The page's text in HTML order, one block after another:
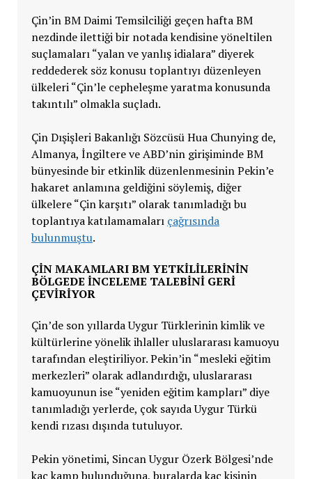
Çin’in BM Daimi Temsilciliği geçen hafta BM
nezdinde ilettiği bir notada kendisine yöneltilen
suçlamaları “yalan ve yanlış idialara” diyerek
reddederek söz konusu toplantıyı düzenleyen
ülkeleri “Çin’le cepheleşme yaratma konusunda
takıntılı” olmakla suçladı.
Çin Dışişleri Bakanlığı Sözcüsü Hua Chunying de,
Almanya, İngiltere ve ABD’nin girişiminde BM
bünyesinde bir etkinlik düzenlenmesinin Pekin’e
hakaret anlamına geldiğini söylemiş, diğer
ülkelere “Çin karşıtı” olarak tanımladığı bu
toplantıya katılamamaları çağrısında
bulunmuştu.
ÇIN MAKAMLARI BM YETKILILERININ
BÖLGEDE INCELEME TALEBINI GERI
ÇEVIRIYOR
Çin’de son yıllarda Uygur Türklerinin kimlik ve
kültürlerine yönelik ihlaller uluslararası kamuoyu
tarafından eleştiriliyor. Pekin’in “mesleki eğitim
merkezleri” olarak adlandırdığı, uluslararası
kamuoyunun ise “yeniden eğitim kampları” diye
tanımladığı yerlerde, çok sayıda Uygur Türkü
kendi rızası dışında tutuluyor.
Pekin yönetimi, Sincan Uygur Özerk Bölgesi’nde
kaç kamp bulunduğuna, buralarda kaç kişinin